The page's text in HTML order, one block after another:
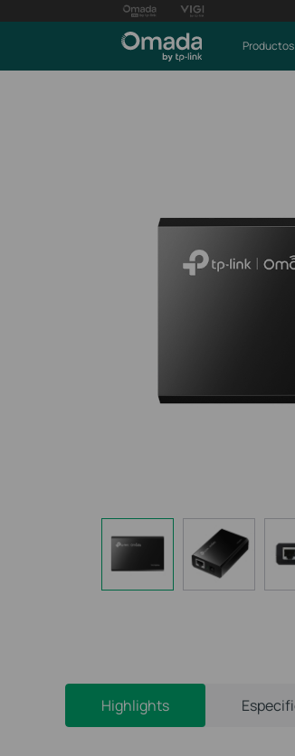
Productos
Highlights